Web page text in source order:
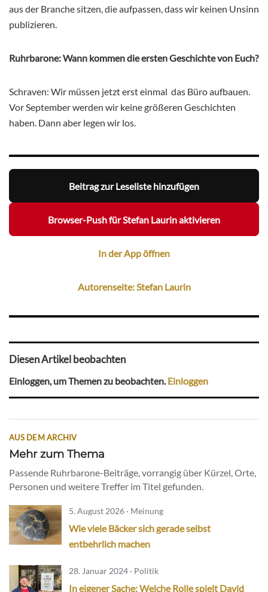
aus der Branche sitzen, die aufpassen, dass wir keinen Unsinn
publizieren.
Ruhrbarone: Wann kommen die ersten Geschichte von Euch?
Schraven: Wir müssen jetzt erst einmal das Büro aufbauen.
Vor September werden wir keine größeren Geschichten
haben. Dann aber legen wir los.
Beitrag zur Leseliste hinzufügen
Browser-Push für Stefan Laurin aktivieren
In der App öffnen
Autorenseite: Stefan Laurin
Diesen Artikel beobachten
Einloggen, um Themen zu beobachten. Einloggen
AUS DEM ARCHIV
Mehr zum Thema
Passende Ruhrbarone-Beiträge, vorrangig über Kürzel, Orte,
Personen und weitere Treffer im Titel gefunden.
5. August 2026 · Meinung
Wie viele Bäcker sich gerade selbst
entbehrlich machen
28. Januar 2024 · Politik
In eigener Sache: Welche Rolle spielt David